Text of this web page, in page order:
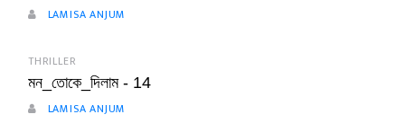
LAMISA ANJUM
THRILLER
মন_তোকে_দিলাম - 14
LAMISA ANJUM